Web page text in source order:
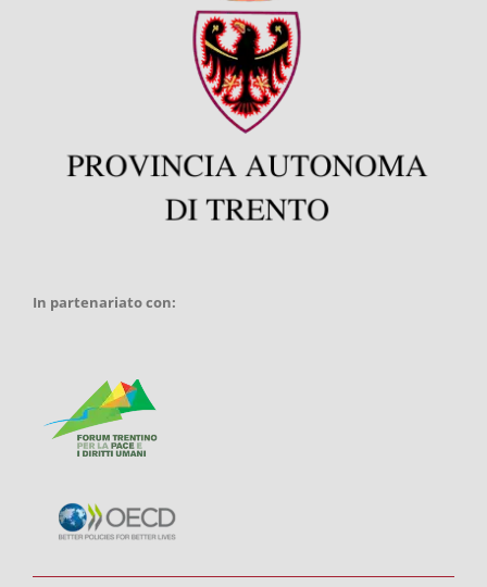
In partenariato con: